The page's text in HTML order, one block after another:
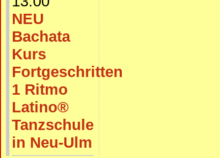
NEU
Bachata
Kurs
Fortgeschritten
1 Ritmo
Latino®
Tanzschule
in Neu-Ulm